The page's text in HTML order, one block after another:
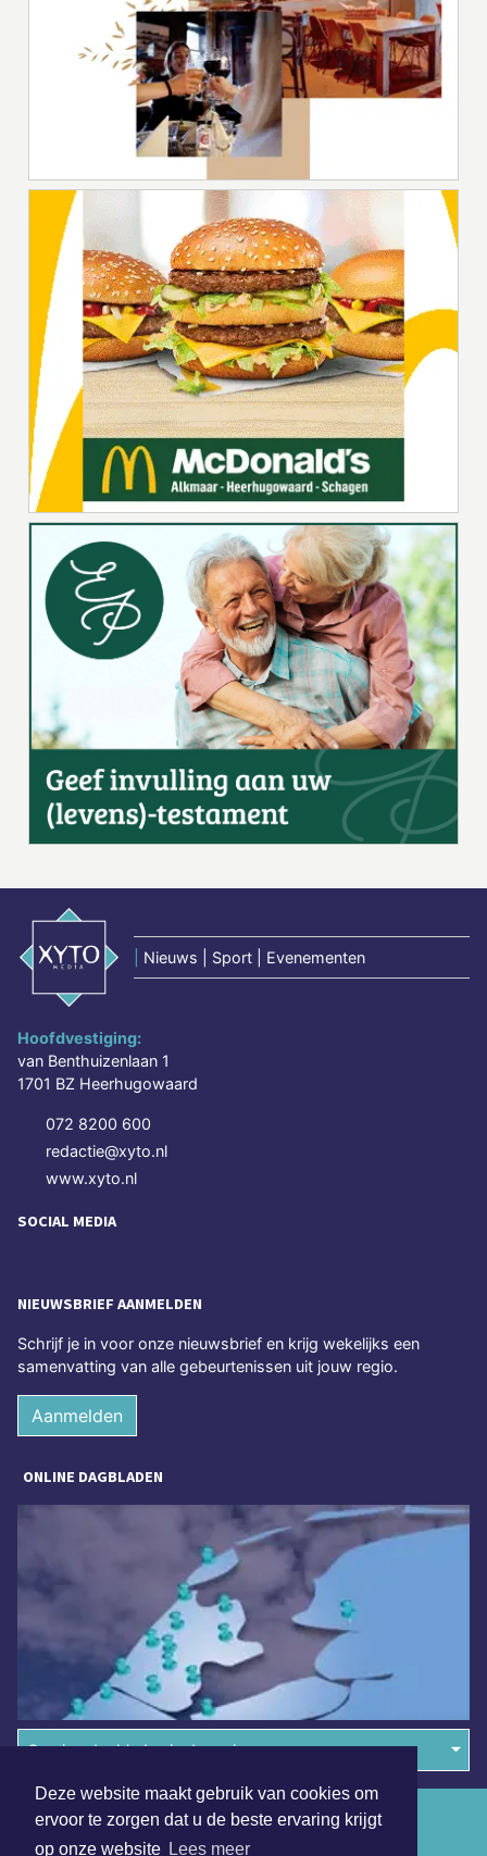
Deze website maakt gebruik van cookies om
ervoor te zorgen dat u de beste ervaring krijgt
op onze website Lees meer
Nieuws | Sport | Evenementen
Hoofdvestiging:
van Benthuizenlaan 1
1701 BZ Heerhugowaard
072 8200 600
redactie@xyto.nl
www.xyto.nl
SOCIAL MEDIA
NIEUWSBRIEF AANMELDEN
Schrijf je in voor onze nieuwsbrief en krijg wekelijks een
samenvatting van alle gebeurtenissen uit jouw regio.
Aanmelden
ONLINE DAGBLADEN
Overige dagbladen in de regio
Algemene voorwaarden